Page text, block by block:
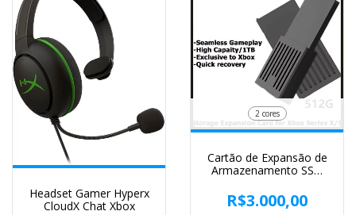
Headset Gamer Hyperx
CloudX Chat Xbox
2 cores
Cartão de Expansão de
Armazenamento SSD
R$3.000,00